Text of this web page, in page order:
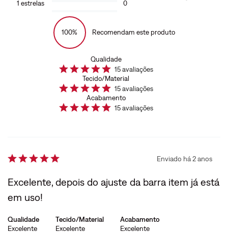
1 estrelas
0
100% Recomendam este produto
Qualidade
15avaliações
Tecido/Material
15avaliações
Acabamento
15avaliações
Enviado há2 anos
Excelente, depois do ajuste da barra item já está
em uso!
Qualidade
Excelente
Tecido/Material
Excelente
Acabamento
Excelente